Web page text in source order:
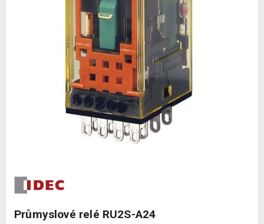
Průmyslové relé RU2S-A24